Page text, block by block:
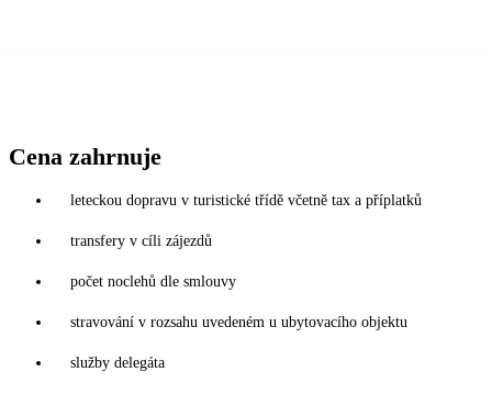
Cena zahrnuje
leteckou dopravu v turistické třídě včetně tax a příplatků
transfery v cíli zájezdů
počet noclehů dle smlouvy
stravování v rozsahu uvedeném u ubytovacího objektu
služby delegáta